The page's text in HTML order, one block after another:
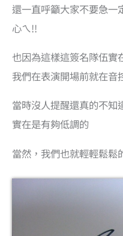
還一直呼籲大家不要急
心ㄟ!!
也因為這樣這簽名隊伍
我們在表演開場前就在音
當時沒人提醒還真的不知
實在是有夠低調的
當然，我們也就輕輕鬆鬆